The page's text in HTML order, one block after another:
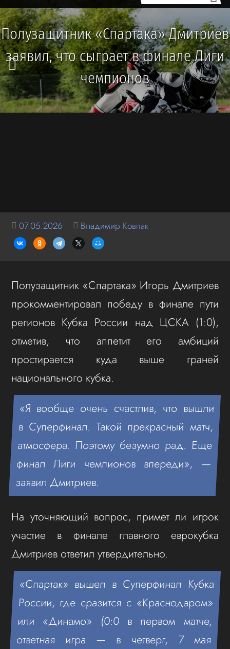
Полузащитник «Спартака» Дмитриев
заявил, что сыграет в финале Лиги
чемпионов
07.05.2026 Владимир Ковпак
Полузащитник «Спартака» Игорь Дмитриев
прокомментировал победу в финале пути
регионов Кубка России над ЦСКА (1:0),
отметив, что аппетит его амбиций
простирается куда выше граней
национального кубка.
«Я вообще очень счастлив, что вышли
в Суперфинал. Такой прекрасный матч,
атмосфера. Поэтому безумно рад. Еще
финал Лиги чемпионов впереди», —
заявил Дмитриев.
На уточняющий вопрос, примет ли игрок
участие в финале главного еврокубка
Дмитриев ответил утвердительно.
«Спартак» вышел в Суперфинал Кубка
России, где сразится с «Краснодаром»
или «Динамо» (0:0 в первом матче,
ответная игра — в четверг, 7 мая